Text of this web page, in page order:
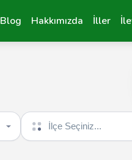
Blog Hakkımızda İller
İlçe seçin